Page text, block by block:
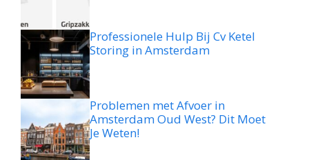
Professionele Hulp Bij Cv Ketel
Storing in Amsterdam
Problemen met Afvoer in
Amsterdam Oud West? Dit Moet
Je Weten!